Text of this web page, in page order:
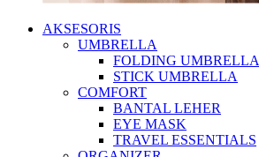
AKSESORIS
UMBRELLA
FOLDING UMBRELLA
STICK UMBRELLA
COMFORT
BANTAL LEHER
EYE MASK
TRAVEL ESSENTIALS